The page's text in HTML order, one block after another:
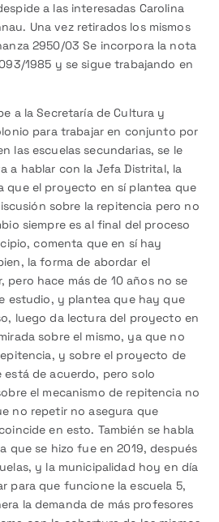
a las interesadas Carolina
Una vez retirados los mismos
2950/03 Se incorpora la nota
1985 y se sigue trabajando en
a la Secretaría de Cultura y
para trabajar en conjunto por
las escuelas secundarias, se le
a hablar con la Jefa Distrital, la
que el proyecto en sí plantea que
sobre la repitencia pero no
siempre es al final del proceso
comenta que en sí hay
la forma de abordar el
pero hace más de 10 años no se
estudio, y plantea que hay que
luego da lectura del proyecto en
sobre el mismo, ya que no
y sobre el proyecto de
de acuerdo, pero solo
el mecanismo de repitencia no
no repetir no asegura que
en esto. También se habla
que se hizo fue en 2019, después
y la municipalidad hoy en día
para que funcione la escuela 5,
la demanda de más profesores